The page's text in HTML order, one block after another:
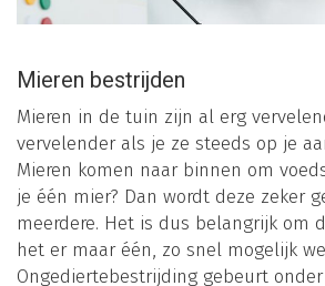
Mieren bestrijden
Mieren in de tuin zijn al erg
vervelender als je ze steeds op je
Mieren komen naar binnen om
je één mier? Dan wordt deze zeker
meerdere. Het is dus belangrijk om
het er maar één, zo snel mogelijk
Ongediertebestrijding gebeurt